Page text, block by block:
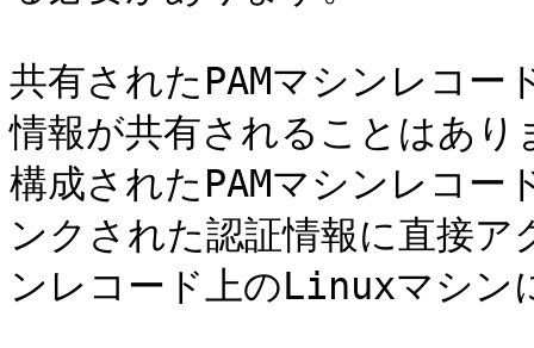
共有されたPAMマシンレコ
情報が共有されることはあ
構成されたPAMマシンレコー
ンクされた認証情報に直接ア
ンレコード上のLinuxマシン